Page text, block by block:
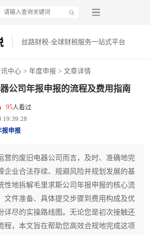
丝路财税-全球财税服务一站式平台
中心 > 年度申报 > 文章详情
公司年报申报的流程及费用指南
95人看过
19:39:28
报申报
营的废旧电器公司而言，及时、准确地完
企业合法存续、规避风险并规划发展的基
性地拆解毛里求斯公司年报申报的核心流
文件准备、具体提交步骤到费用构成及优
详尽的实操路线图。无论您是初次接触还
程，本文旨在帮助您高效合规地完成这项